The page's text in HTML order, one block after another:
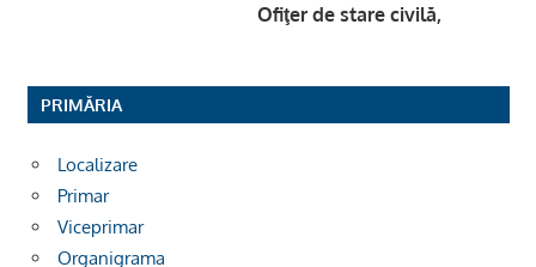
Ofiţer de stare civilă,
PRIMĂRIA
Localizare
Primar
Viceprimar
Organigrama